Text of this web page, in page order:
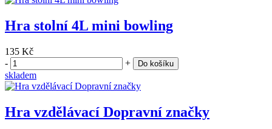
Hra stolní 4L mini bowling
135 Kč
-
+ Do košíku
skladem
Hra vzdělávací Dopravní značky